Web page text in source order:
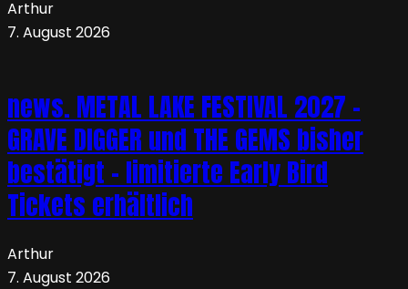
Arthur
7. August 2026
news. METAL LAKE FESTIVAL 2027 –
GRAVE DIGGER und THE GEMS bisher
bestätigt – limitierte Early Bird
Tickets erhältlich
Arthur
7. August 2026